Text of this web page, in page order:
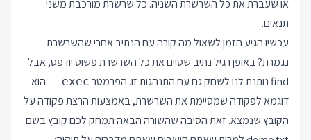
או שעברת את כל השרשרת השניה. כל שרשרת מורכבת משני
תנאים.
עכשיו הגיע הזמן לשאול מה קורה עם הנתיב אחרי שהשרשרת
נגמרת? באופן רגיל נתיב שסיים את כל השרשרת פשוט יודפס, אבל
find נותנת לנו לשחק גם עם התנהגות זו. הפרמטר
--exec הוא
דוגמא לפקודה שמסיימת את השרשרת, באמצעות הרצת פקודה על
הקובץ שנמצא. זאת הסיבה שהשורה הבאה תמחק לכם קובץ בשם